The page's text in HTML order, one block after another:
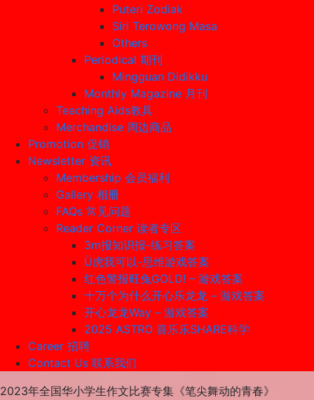
Puteri Zodiak
Siri Terowong Masa
Others
Periodical 期刊
Mingguan Didikku
Monthly Magazine 月刊
Teaching Aids教具
Merchandise 周边商品
Promotion 促销
Newsletter 资讯
Membership 会员福利
Gallery 相册
FAQs 常见问题
Reader Corner 读者专区
3m报知识报-练习答案
Ü虎我可以-思维游戏答案
红色警报旺兔GOLD! – 游戏答案
十万个为什么开心乐龙龙 – 游戏答案
开心龙龙Way – 游戏答案
2025 ASTRO 喜乐乐SHARE科学
Career 招聘
Contact Us 联系我们
2023年全国华小学生作文比赛专集《笔尖舞动的青春》